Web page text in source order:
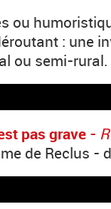
ou
: une
ou semi-rural.
pas grave -
de Reclus -